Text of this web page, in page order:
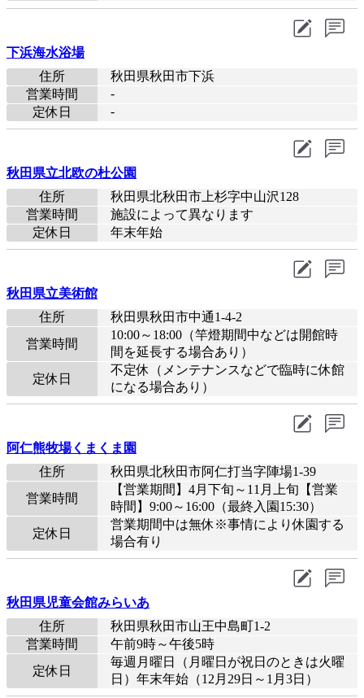
下浜海水浴場
住所
秋田県秋田市下浜
営業時間
-
定休日
-
秋田県立北欧の杜公園
住所
秋田県北秋田市上杉字中山沢128
営業時間
施設によって異なります
定休日
年末年始
秋田県立美術館
住所
秋田県秋田市中通1-4-2
営業時間
10:00～18:00（竿燈期間中などは開館時
間を延長する場合あり）
定休日
不定休（メンテナンスなどで臨時に休館
になる場合あり）
阿仁熊牧場くまくま園
住所
秋田県北秋田市阿仁打当字陣場1-39
営業時間
【営業期間】4月下旬～11月上旬【営業
時間】9:00～16:00（最終入園15:30）
定休日
営業期間中は無休※事情により休園する
場合有り
秋田県児童会館みらいあ
住所
秋田県秋田市山王中島町1-2
営業時間
午前9時～午後5時
定休日
毎週月曜日（月曜日が祝日のときは火曜
日）年末年始（12月29日～1月3日）